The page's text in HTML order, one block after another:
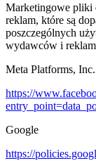
Marketingowe pliki
reklam, które są
poszczególnych
wydawców i
Meta Platforms, Inc.
https://
Google
https://